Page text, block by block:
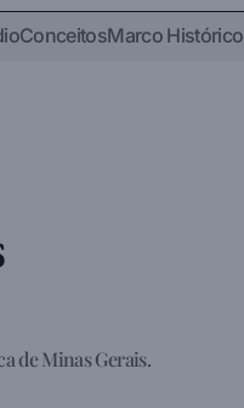
ConceitosMarco Histórico
de Minas Gerais.